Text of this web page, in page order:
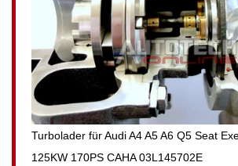
Turbolader für Audi A4 A5 A6 Q5 Seat
125KW 170PS CAHA 03L145702E